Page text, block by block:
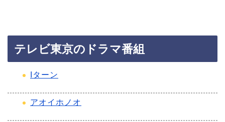
テレビ東京のドラマ番組
Iターン
アオイホノオ